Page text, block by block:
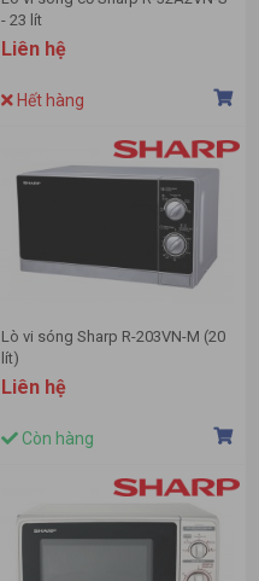
- 23 lít
Liên hệ
Hết hàng
Lò vi sóng Sharp R-203VN-M (20
lít)
Liên hệ
Còn hàng